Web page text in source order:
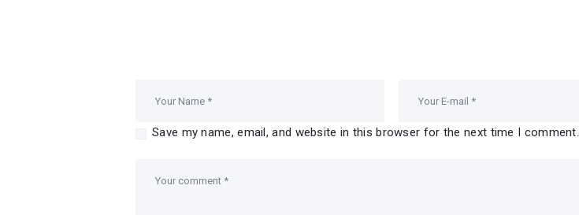
Save my name, email, and website in this browser for the next time I comment.